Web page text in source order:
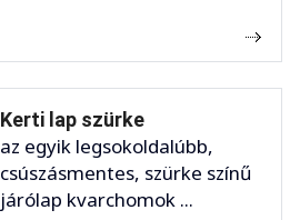
Kerti lap szürke
az egyik legsokoldalúbb,
csúszásmentes, szürke színű
járólap kvarchomok ...